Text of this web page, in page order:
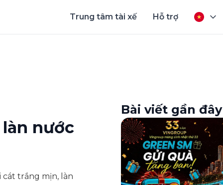
Trung tâm tài xế Hỗ trợ
nước
cát trắng mịn, làn
Bài viết gần đây